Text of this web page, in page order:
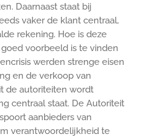
Daarnaast staat bij
vaker de klant centraal,
rekening. Hoe is deze
voorbeeld is te vinden
werden strenge eisen
en de verkoop van
de autoriteiten wordt
centraal staat. De Autoriteit
aanbieders van
verantwoordelijkheid te